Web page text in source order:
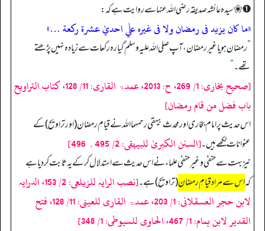
➊ ❀ سیدہ عائشہ صدیقہ رضی اللہ عنہا سے روایت ہے کہ:
«ما كان يزيد فى رمضان ولا فى غيره علٰي احديٰ عشرة ركعة …»
”رمضان ہو یا غیر رمضان، آپ صلی اللہ علیہ وسلم گیارہ رکعات سے زیادہ نہیں پڑھتے
تھے۔“
[صحیح بخاری: 1/ 269، ح: 2013، عمدۃ القاری: 11/ 128، کتاب التراویح
باب فضل من قام رمضان]
اس حدیث پر امام بخاری اور محدث بیہقی رحمہما اللہ نے قیامِ رمضان (اور تراویح) کے
عنوانات لکھے ہیں۔[السنن الکبریٰ للبیہقی: 2/ 495۔ 496]
نیز بہت سے حنفی و غیر حنفی علماء نے اس حدیث سے استدلال کر کے یہ ثابت کر دیا ہے
کہاس سے مراد قیامِ رمضان(تراویح) ہے۔
[نصب الرایہ للزیلعی: 2/ 153، الدرایہ
لابن حجر العسقلانی: 1/ 203، عمدۃ القاری للعینی: 11/ 128، فتح
القدیر لابن ہمام: 1/ 467، الحاوی للسیوطی: 1/ 348]